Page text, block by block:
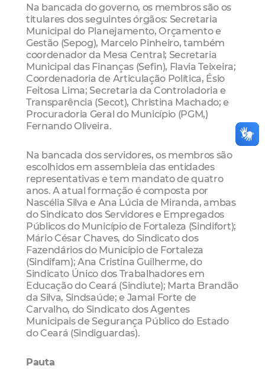
Na bancada do governo, os membros são os
titulares dos seguintes órgãos: Secretaria
Municipal do Planejamento, Orçamento e
Gestão (Sepog), Marcelo Pinheiro, também
coordenador da Mesa Central; Secretaria
Municipal das Finanças (Sefin), Flavia Teixeira;
Coordenadoria de Articulação Política, Ésio
Feitosa Lima; Secretaria da Controladoria e
Transparência (Secot), Christina Machado; e
Procuradoria Geral do Município (PGM,)
Fernando Oliveira.
Na bancada dos servidores, os membros são
escolhidos em assembleia das entidades
representativas e tem mandato de quatro
anos. A atual formação é composta por
Nascélia Silva e Ana Lúcia de Miranda, ambas
do Sindicato dos Servidores e Empregados
Públicos do Município de Fortaleza (Sindifort);
Mário César Chaves, do Sindicato dos
Fazendários do Município de Fortaleza
(Sindifam); Ana Cristina Guilherme, do
Sindicato Único dos Trabalhadores em
Educação do Ceará (Sindiute); Marta Brandão
da Silva, Sindsaúde; e Jamal Forte de
Carvalho, do Sindicato dos Agentes
Municipais de Segurança Público do Estado
do Ceará (Sindiguardas).
Pauta